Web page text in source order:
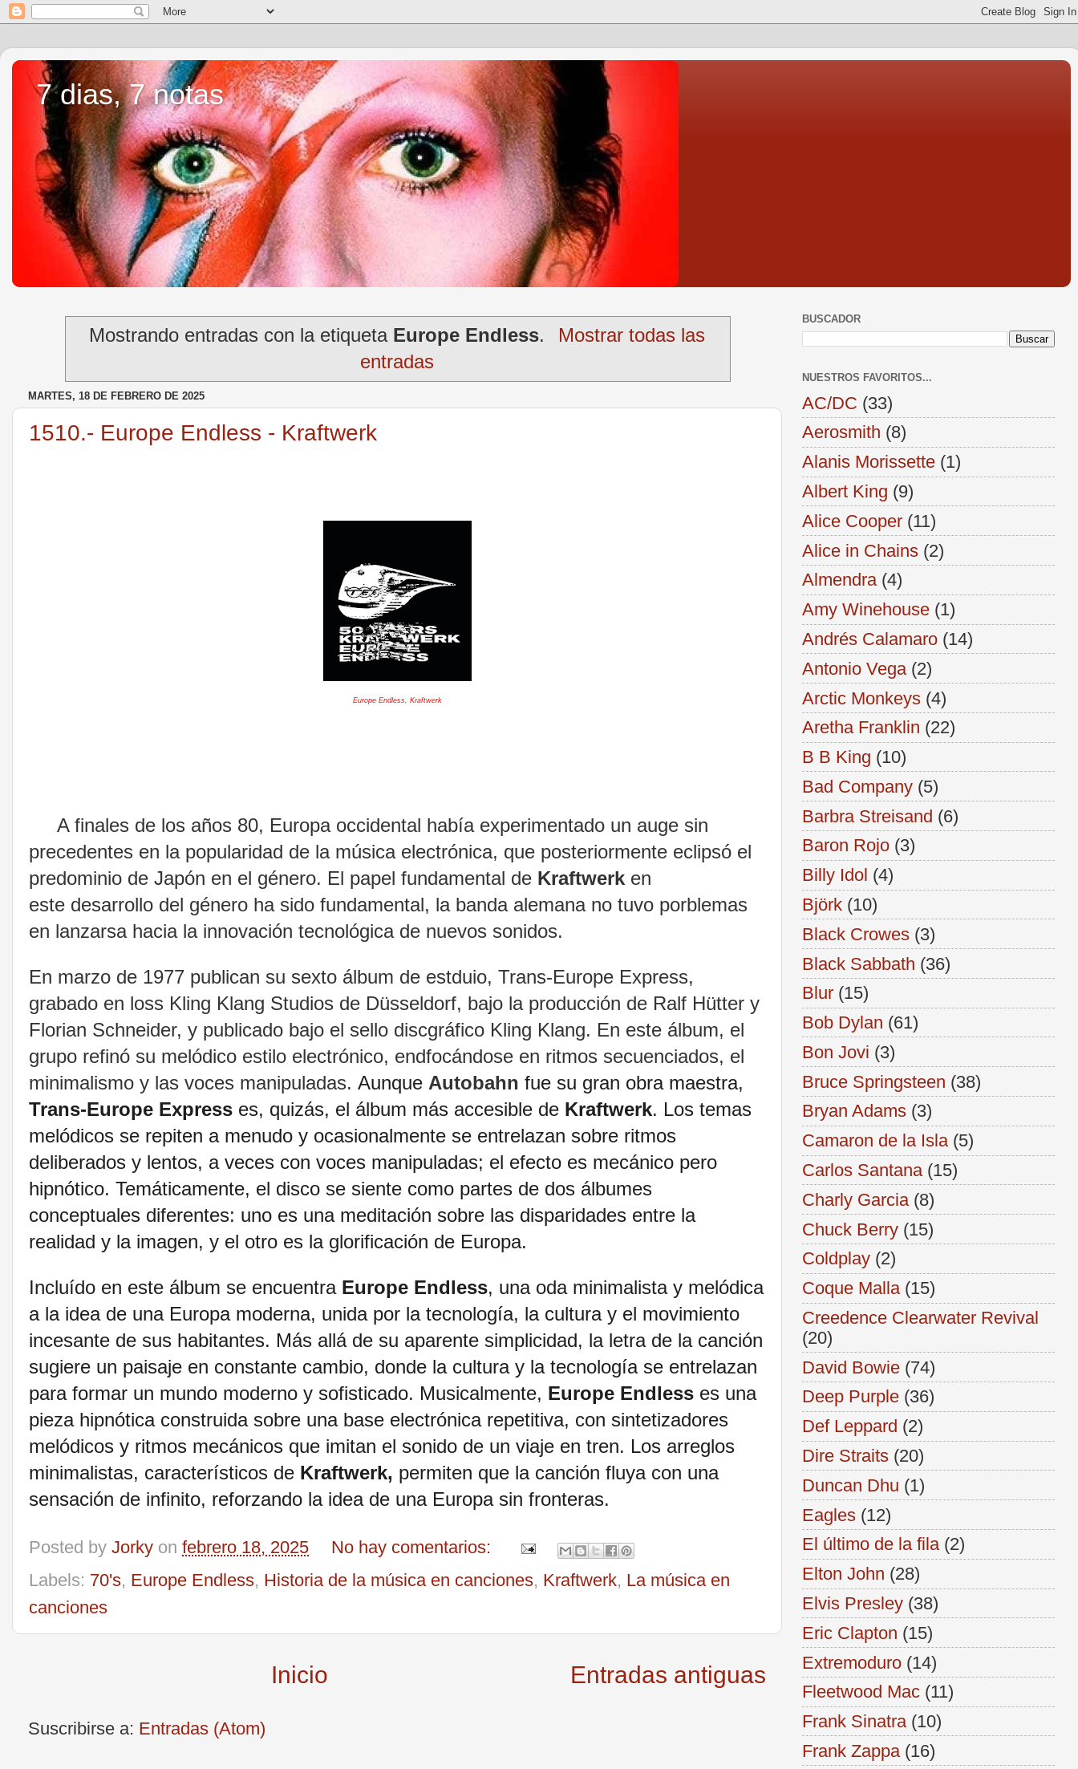
7 dias, 7 notas
Mostrando entradas con la etiqueta Europe Endless.
Mostrar todas las
entradas
MARTES, 18 DE FEBRERO DE 2025
1510.- Europe Endless - Kraftwerk
Europe Endless, Kraftwerk
A finales de los años 80, Europa occidental había experimentado un auge sin
precedentes en la popularidad de la música electrónica, que posteriormente eclipsó el
predominio de Japón en el género. El papel fundamental de Kraftwerk en
este desarrollo del género ha sido fundamental, la banda alemana no tuvo porblemas
en lanzarsa hacia la innovación tecnológica de nuevos sonidos.
En marzo de 1977 publican su sexto álbum de estduio, Trans-Europe Express,
grabado en loss Kling Klang Studios de Düsseldorf, bajo la producción de Ralf Hütter y
Florian Schneider, y publicado bajo el sello discgráfico Kling Klang. En este álbum, el
grupo refinó su melódico estilo electrónico, endfocándose en ritmos secuenciados, el
minimalismo y las voces manipuladas. Aunque Autobahn fue su gran obra maestra,
Trans-Europe Express es, quizás, el álbum más accesible de Kraftwerk. Los temas
melódicos se repiten a menudo y ocasionalmente se entrelazan sobre ritmos
deliberados y lentos, a veces con voces manipuladas; el efecto es mecánico pero
hipnótico. Temáticamente, el disco se siente como partes de dos álbumes
conceptuales diferentes: uno es una meditación sobre las disparidades entre la
realidad y la imagen, y el otro es la glorificación de Europa.
Incluído en este álbum se encuentra Europe Endless, una oda minimalista y melódica
a la idea de una Europa moderna, unida por la tecnología, la cultura y el movimiento
incesante de sus habitantes. Más allá de su aparente simplicidad, la letra de la canción
sugiere un paisaje en constante cambio, donde la cultura y la tecnología se entrelazan
para formar un mundo moderno y sofisticado. Musicalmente, Europe Endless es una
pieza hipnótica construida sobre una base electrónica repetitiva, con sintetizadores
melódicos y ritmos mecánicos que imitan el sonido de un viaje en tren. Los arreglos
minimalistas, característicos de Kraftwerk, permiten que la canción fluya con una
sensación de infinito, reforzando la idea de una Europa sin fronteras.
Posted by Jorky on febrero 18, 2025
No hay comentarios:
Labels: 70's, Europe Endless, Historia de la música en canciones, Kraftwerk, La música en
canciones
Entradas antiguas
Inicio
Suscribirse a: Entradas (Atom)
BUSCADOR
NUESTROS FAVORITOS...
AC/DC (33)
Aerosmith (8)
Alanis Morissette (1)
Albert King (9)
Alice Cooper (11)
Alice in Chains (2)
Almendra (4)
Amy Winehouse (1)
Andrés Calamaro (14)
Antonio Vega (2)
Arctic Monkeys (4)
Aretha Franklin (22)
B B King (10)
Bad Company (5)
Barbra Streisand (6)
Baron Rojo (3)
Billy Idol (4)
Björk (10)
Black Crowes (3)
Black Sabbath (36)
Blur (15)
Bob Dylan (61)
Bon Jovi (3)
Bruce Springsteen (38)
Bryan Adams (3)
Camaron de la Isla (5)
Carlos Santana (15)
Charly Garcia (8)
Chuck Berry (15)
Coldplay (2)
Coque Malla (15)
Creedence Clearwater Revival
(20)
David Bowie (74)
Deep Purple (36)
Def Leppard (2)
Dire Straits (20)
Duncan Dhu (1)
Eagles (12)
El último de la fila (2)
Elton John (28)
Elvis Presley (38)
Eric Clapton (15)
Extremoduro (14)
Fleetwood Mac (11)
Frank Sinatra (10)
Frank Zappa (16)